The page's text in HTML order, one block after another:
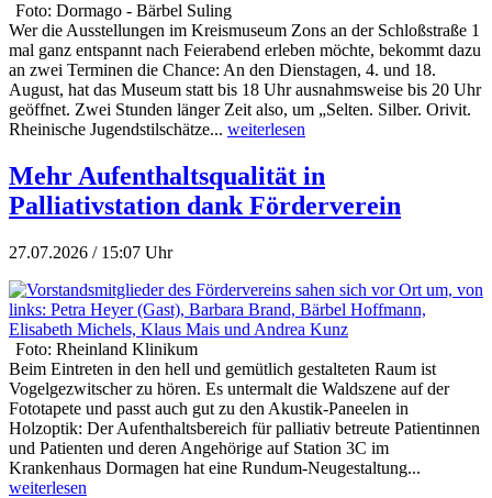
Foto: Dormago - Bärbel Suling
Wer die Ausstellungen im Kreismuseum Zons an der Schloßstraße 1
mal ganz entspannt nach Feierabend erleben möchte, bekommt dazu
an zwei Terminen die Chance: An den Dienstagen, 4. und 18.
August, hat das Museum statt bis 18 Uhr ausnahmsweise bis 20 Uhr
geöffnet. Zwei Stunden länger Zeit also, um „Selten. Silber. Orivit.
Rheinische Jugendstilschätze... weiterlesen
Mehr Aufenthaltsqualität in
Palliativstation dank Förderverein
27.07.2026 / 15:07 Uhr
Foto: Rheinland Klinikum
Beim Eintreten in den hell und gemütlich gestalteten Raum ist
Vogelgezwitscher zu hören. Es untermalt die Waldszene auf der
Fototapete und passt auch gut zu den Akustik-Paneelen in
Holzoptik: Der Aufenthaltsbereich für palliativ betreute Patientinnen
und Patienten und deren Angehörige auf Station 3C im
Krankenhaus Dormagen hat eine Rundum-Neugestaltung...
weiterlesen